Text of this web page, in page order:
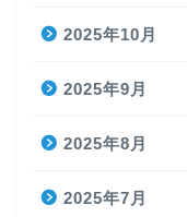
2025年10月
2025年9月
2025年8月
2025年7月